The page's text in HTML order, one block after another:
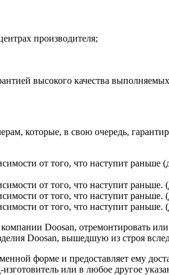
производителя;
высокого качества
которые, в свою очередь,
от того, что наступит раньше
от того, что наступит
от того, что наступит
от того, что наступит раньше.
Doosan, отремонтировать
Doosan, вышедшую из строя
форме и предоставляет ему
или в любое другое